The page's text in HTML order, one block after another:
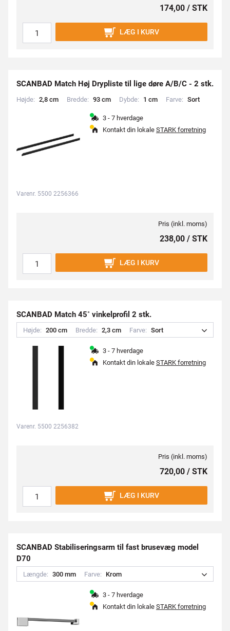
174,00 / STK
LÆG I KURV
SCANBAD Match Høj Drypliste til lige døre A/B/C - 2 stk.
Højde: 2,8 cm Bredde: 93 cm Dybde: 1 cm Farve: Sort
3 - 7 hverdage
Kontakt din lokale STARK forretning
Varenr. 5500 2256366
Pris (inkl. moms)
238,00 / STK
LÆG I KURV
SCANBAD Match 45˚ vinkelprofil 2 stk.
Højde: 200 cm Bredde: 2,3 cm Farve: Sort
3 - 7 hverdage
Kontakt din lokale STARK forretning
Varenr. 5500 2256382
Pris (inkl. moms)
720,00 / STK
LÆG I KURV
SCANBAD Stabiliseringsarm til fast brusevæg model
D70
Længde: 300 mm Farve: Krom
3 - 7 hverdage
Kontakt din lokale STARK forretning